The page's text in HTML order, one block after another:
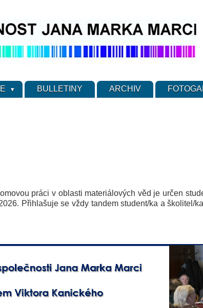
BULLETINY ARCHIV
práci v oblasti materiálových věd je určen
Přihlašuje se vždy tandem student/ka a školitel/